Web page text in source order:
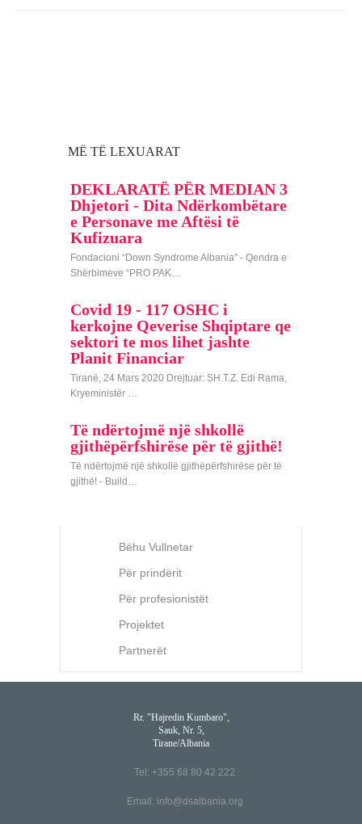
MË TË LEXUARAT
DEKLARATË PËR MEDIAN 3
Dhjetori - Dita Ndërkombëtare
e Personave me Aftësi të
Kufizuara
Fondacioni “Down Syndrome Albania” - Qendra e
Shërbimeve “PRO PAK…
Covid 19 - 117 OSHC i
kerkojne Qeverise Shqiptare qe
sektori te mos lihet jashte
Planit Financiar
Tiranë, 24 Mars 2020 Drejtuar: SH.T.Z. Edi Rama,
Kryeministër …
Të ndërtojmë një shkollë
gjithëpërfshirëse për të gjithë!
Të ndërtojmë një shkollë gjithëpërfshirëse për të
gjithë! - Build…
Bëhu Vullnetar
Për prindërit
Për profesionistët
Projektet
Partnerët
Rr. "Hajredin Kumbaro",
Sauk, Nr. 5,
Tirane/Albania
Tel: +355 68 80 42 222
Email: info@dsalbania.org